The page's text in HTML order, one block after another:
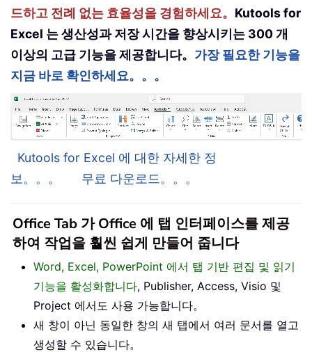
드하고 전례 없는 효율성을 경험하세요。 Kutools for
Excel 는 생산성과 저장 시간을 향상시키는 300 개
이상의 고급 기능을 제공합니다。 가장 필요한 기능을
지금 바로 확인하세요。。。
Kutools for Excel 에 대한 자세한 정
보。。。
무료 다운로드。。。
Office Tab 가 Office 에 탭 인터페이스를 제공
하여 작업을 훨씬 쉽게 만들어 줍니다
Word, Excel, PowerPoint 에서 탭 기반 편집 및 읽기
기능을 활성화합니다, Publisher, Access, Visio 및
Project 에서도 사용 가능합니다。
새 창이 아닌 동일한 창의 새 탭에서 여러 문서를 열고
생성할 수 있습니다。